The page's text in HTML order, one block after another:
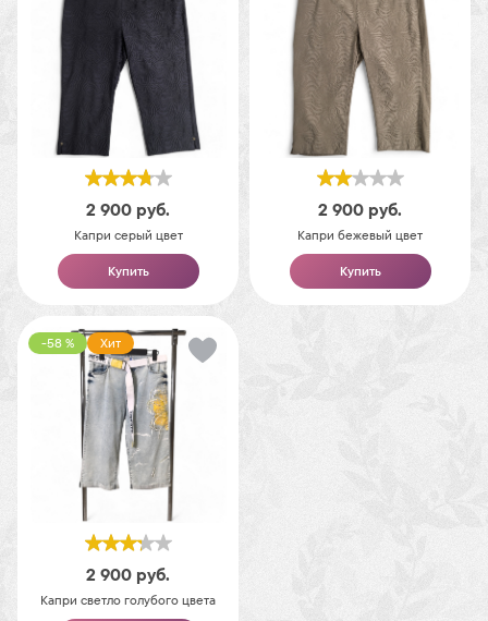
2 900 руб.
Капри серый цвет
Купить
2 900 руб.
Капри бежевый цвет
Купить
-58 % Хит
2 900 руб.
Капри светло голубого цвета